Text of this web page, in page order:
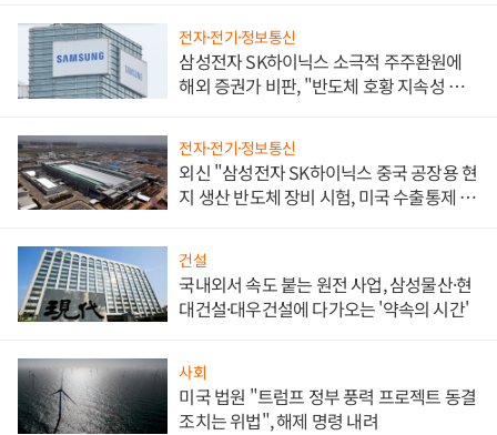
전자·전기·정보통신
삼성전자 SK하이닉스 소극적 주주환원에
해외 증권가 비판, "반도체 호황 지속성 의
전자·전기·정보통신
외신 "삼성전자 SK하이닉스 중국 공장용 현
지 생산 반도체 장비 시험, 미국 수출통제 대
건설
국내외서 속도 붙는 원전 사업, 삼성물산·현
대건설·대우건설에 다가오는 '약속의 시간'
사회
미국 법원 "트럼프 정부 풍력 프로젝트 동결
조치는 위법", 해제 명령 내려